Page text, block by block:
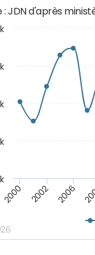
: JDN d'après
2000 2002 2006